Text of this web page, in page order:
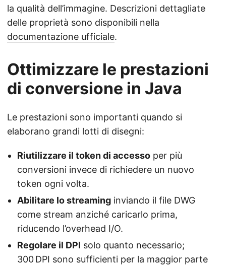
la qualità dell’immagine. Descrizioni dettagliate
delle proprietà sono disponibili nella
documentazione ufficiale.
Ottimizzare le prestazioni
di conversione in Java
Le prestazioni sono importanti quando si
elaborano grandi lotti di disegni:
Riutilizzare il token di accesso per più
conversioni invece di richiedere un nuovo
token ogni volta.
Abilitare lo streaming inviando il file DWG
come stream anziché caricarlo prima,
riducendo l’overhead I/O.
Regolare il DPI solo quanto necessario;
300 DPI sono sufficienti per la maggior parte